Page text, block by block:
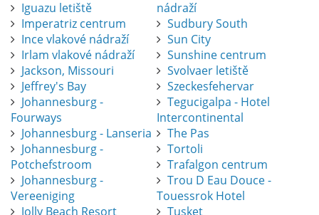
Iguazu letiště
Imperatriz centrum
Ince vlakové nádraží
Irlam vlakové nádraží
Jackson, Missouri
Jeffrey's Bay
Johannesburg -
Fourways
Johannesburg - Lanseria
Johannesburg -
Potchefstroom
Johannesburg -
Vereeniging
Jolly Beach Resort
nádraží
Sudbury South
Sun City
Sunshine centrum
Svolvaer letiště
Szeckesfehervar
Tegucigalpa - Hotel
Intercontinental
The Pas
Tortoli
Trafalgon centrum
Trou D Eau Douce -
Touessrok Hotel
Tusket